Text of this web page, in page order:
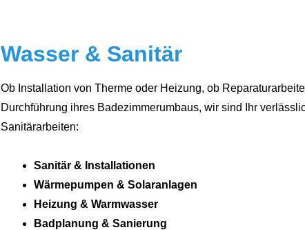
Wasser & Sanitär
Ob Installation von Therme oder Heizung, ob
Durchführung ihres Badezimmerumbaus, wir sind Ihr
Sanitärarbeiten:
Sanitär & Installationen
Wärmepumpen & Solaranlagen
Heizung & Warmwasser
Badplanung & Sanierung